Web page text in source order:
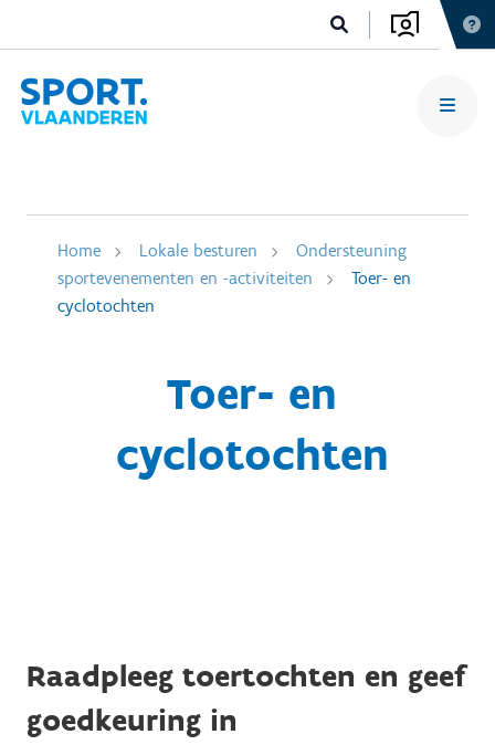
Home Lokale besturen
Ondersteuning
sportevenementen en -activiteiten
Toer- en
cyclotochten
Toer- en
cyclotochten
Raadpleeg toertochten en geef
goedkeuring in